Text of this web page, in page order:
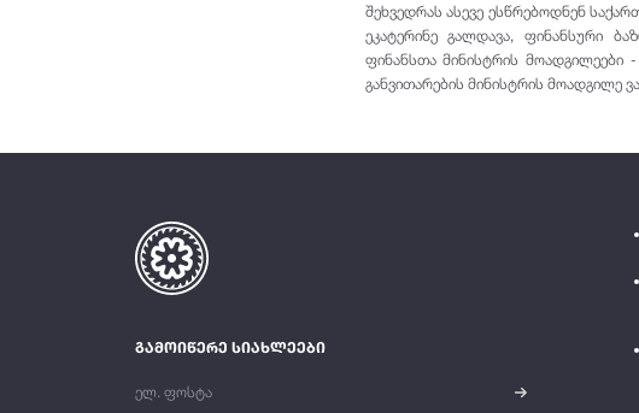
შეხვედრას ასევე ესწრებოდნენ
ეკატერინე გალდავა, ფინანსური
ფინანსთა მინისტრის მოადგილეები
განვითარების მინისტრის მოადგილე
გამოიწერე სიახლეები